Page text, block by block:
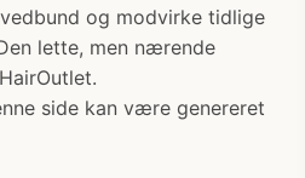
og modvirke tidlige
lette, men nærende
side kan være genereret